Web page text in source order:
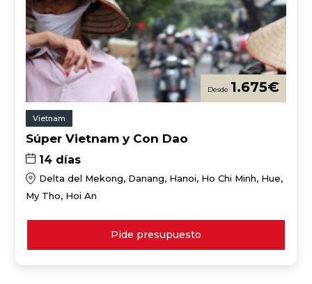
1.675€
Vietnam
Súper Vietnam y Con Dao
14 días
Delta del Mekong, Danang, Hanoi, Ho Chi Minh, Hue,
My Tho, Hoi An
Pide presupuesto